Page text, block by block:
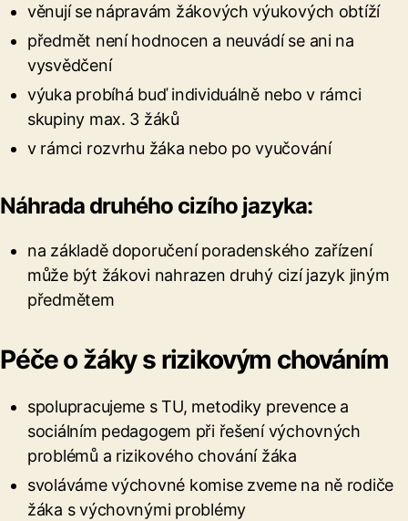
věnují se nápravám žákových výukových obtíží
předmět není hodnocen a neuvádí se ani na
vysvědčení
výuka probíhá buď individuálně nebo v rámci
skupiny max. 3 žáků
v rámci rozvrhu žáka nebo po vyučování
Náhrada druhého cizího jazyka:
na základě doporučení poradenského zařízení
může být žákovi nahrazen druhý cizí jazyk jiným
předmětem
Péče o žáky s rizikovým chováním
spolupracujeme s TU, metodiky prevence a
sociálním pedagogem při řešení výchovných
problémů a rizikového chování žáka
svoláváme výchovné komise zveme na ně rodiče
žáka s výchovnými problémy